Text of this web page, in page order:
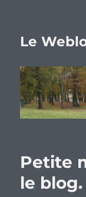
Le
Petite
le blog.